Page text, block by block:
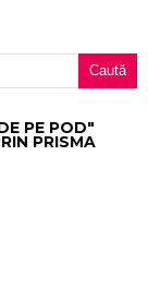
PE POD"
PRISMA